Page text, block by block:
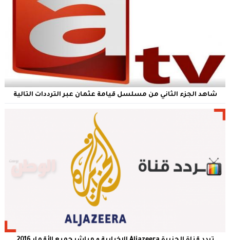
شاهد الجزء الثاني من مسلسل قيامة عثمان عبر الترددات التالية